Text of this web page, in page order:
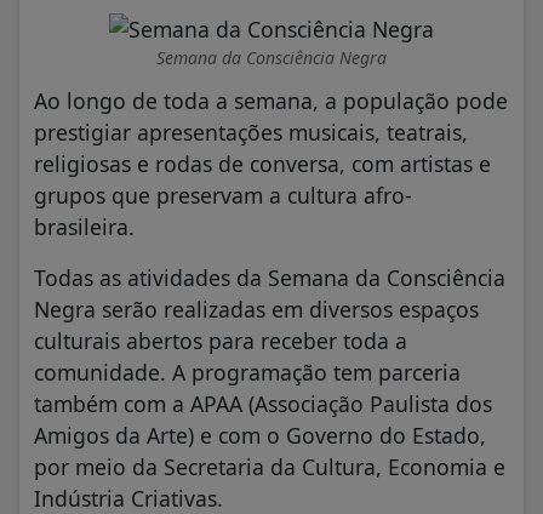
Semana da Consciência Negra
Ao longo de toda a semana, a população pode
prestigiar apresentações musicais, teatrais,
religiosas e rodas de conversa, com artistas e
grupos que preservam a cultura afro-
brasileira.
Todas as atividades da Semana da Consciência
Negra serão realizadas em diversos espaços
culturais abertos para receber toda a
comunidade. A programação tem parceria
também com a APAA (Associação Paulista dos
Amigos da Arte) e com o Governo do Estado,
por meio da Secretaria da Cultura, Economia e
Indústria Criativas.